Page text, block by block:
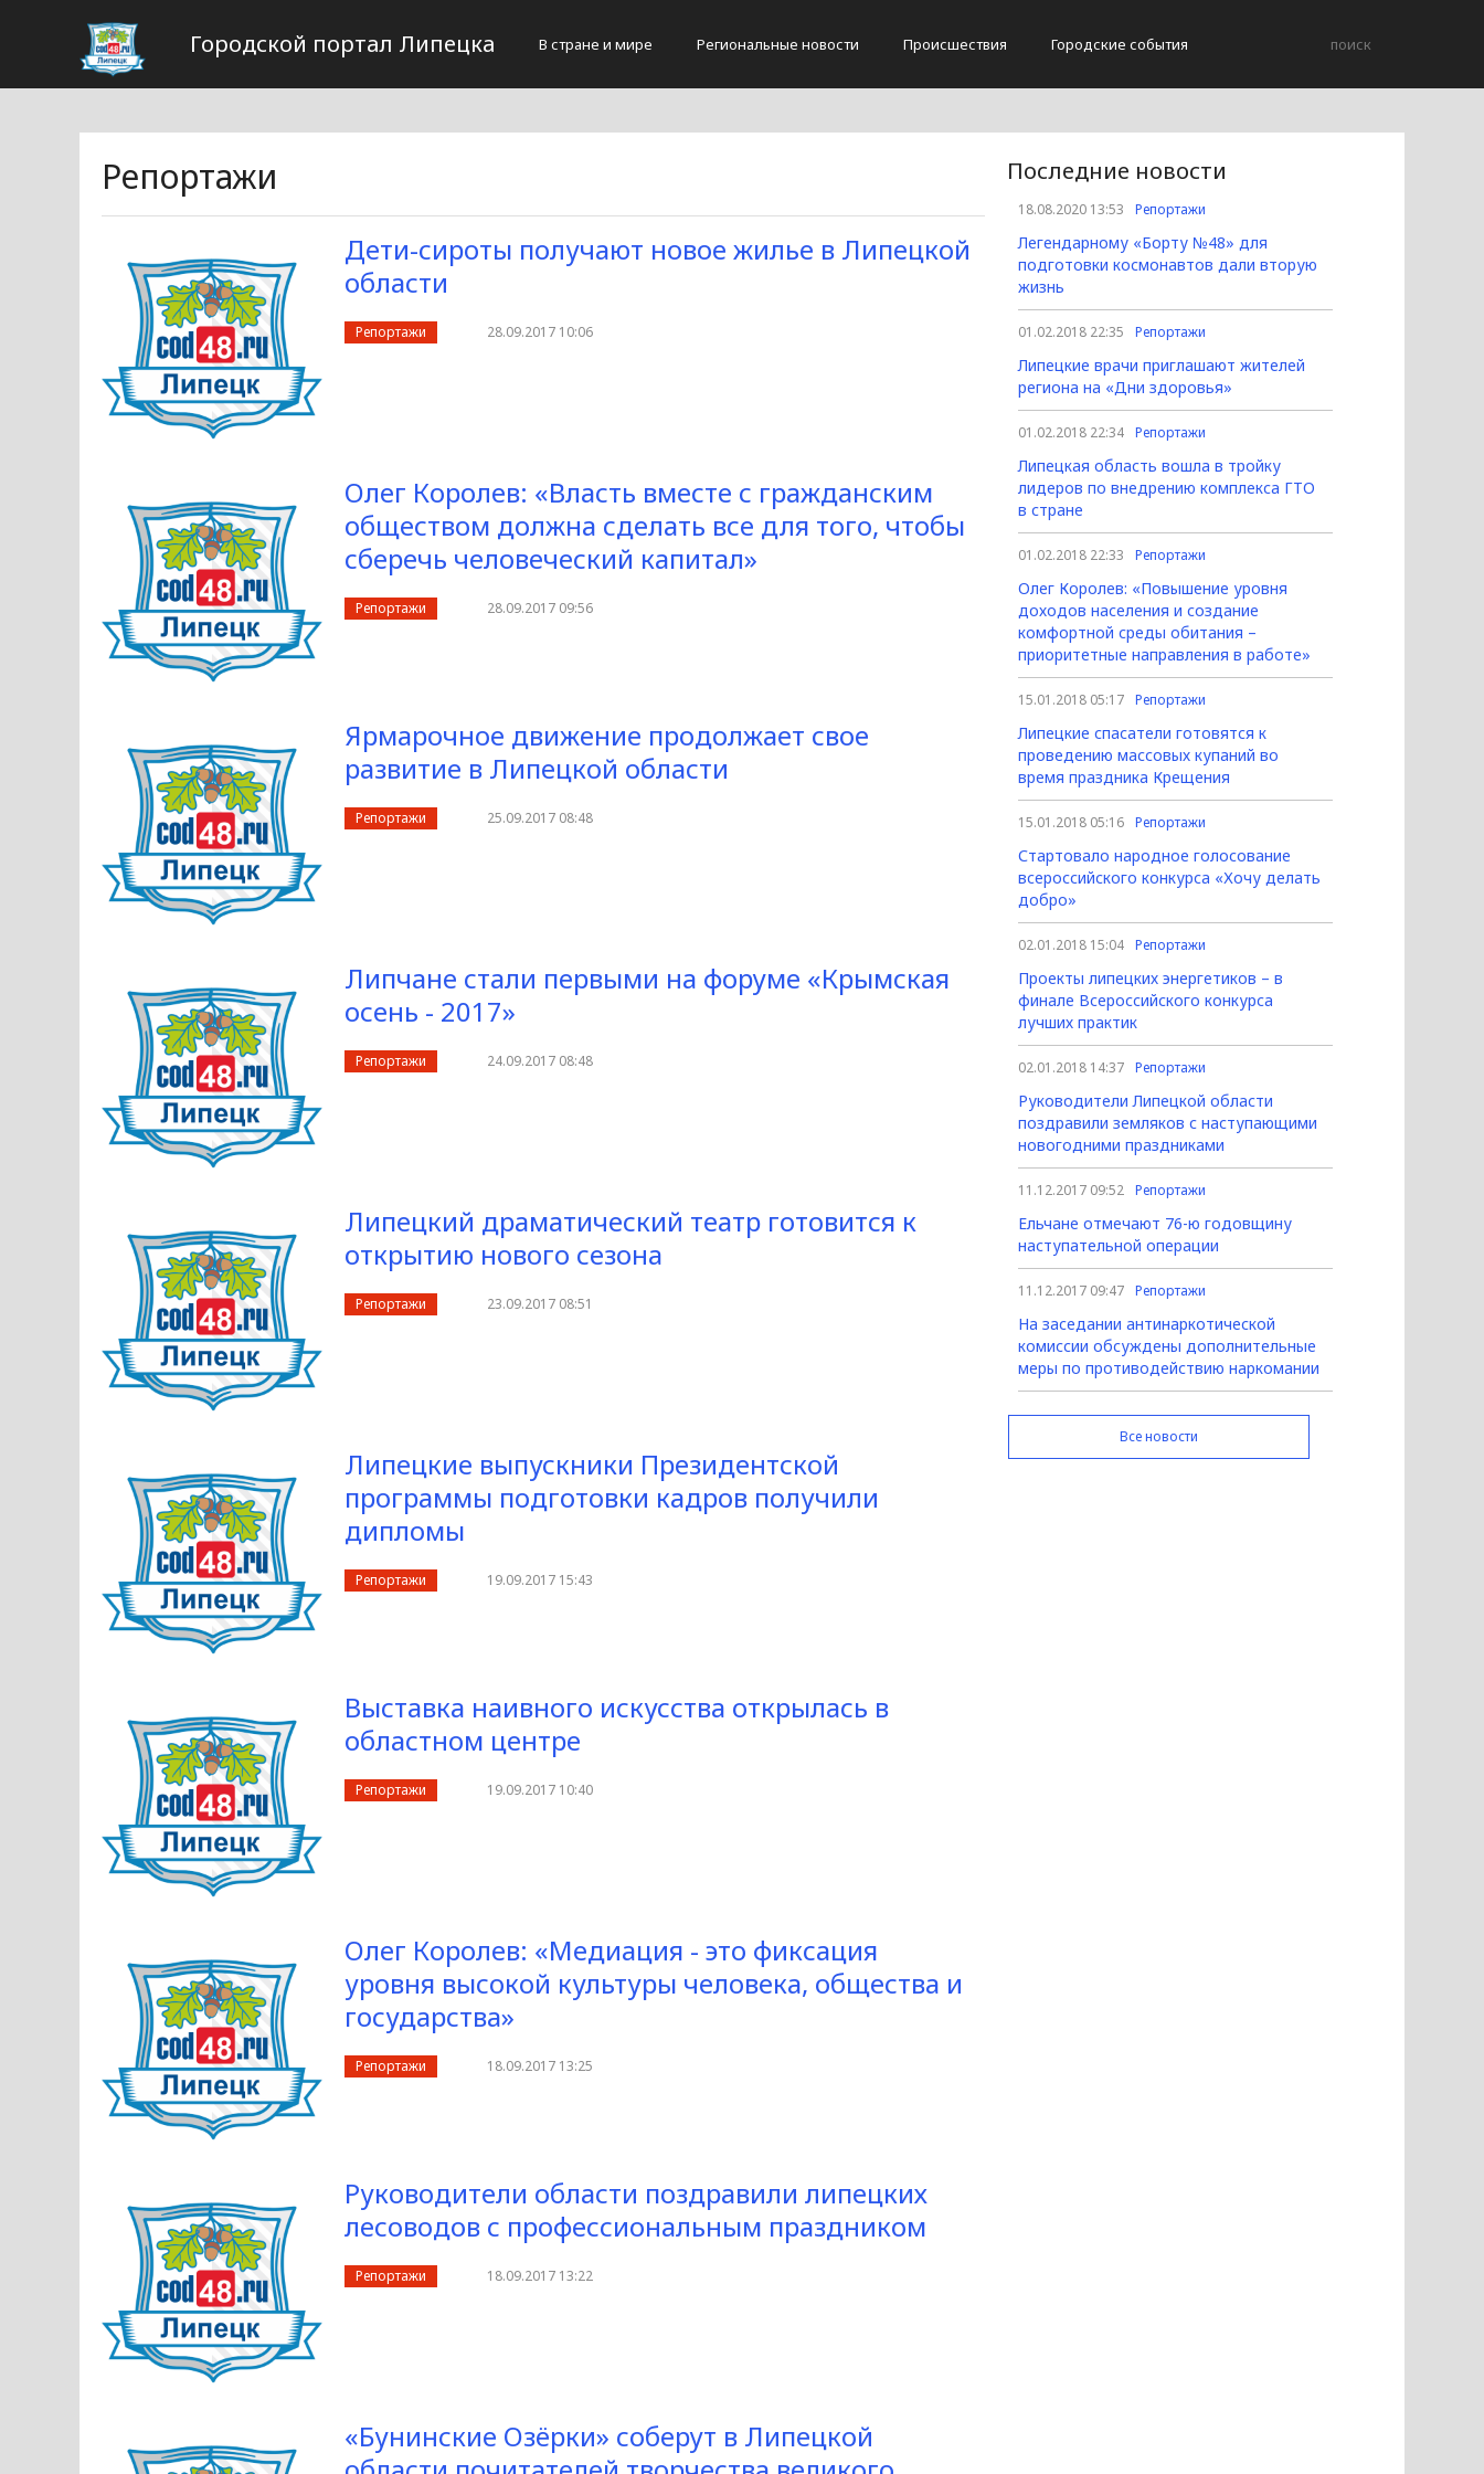
Городской портал Липецка В стране и мире Региональные новости Происшествия Городские события
Репортажи
Дети-сироты получают новое жилье в Липецкой
области
Репортажи 28.09.2017 10:06
Олег Королев: «Власть вместе с гражданским
обществом должна сделать все для того, чтобы
сберечь человеческий капитал»
Репортажи 28.09.2017 09:56
Ярмарочное движение продолжает свое
развитие в Липецкой области
Репортажи 25.09.2017 08:48
Липчане стали первыми на форуме «Крымская
осень - 2017»
Репортажи 24.09.2017 08:48
Липецкий драматический театр готовится к
открытию нового сезона
Репортажи 23.09.2017 08:51
Липецкие выпускники Президентской
программы подготовки кадров получили
дипломы
Репортажи 19.09.2017 15:43
Выставка наивного искусства открылась в
областном центре
Репортажи 19.09.2017 10:40
Олег Королев: «Медиация - это фиксация
уровня высокой культуры человека, общества и
государства»
Репортажи 18.09.2017 13:25
Руководители области поздравили липецких
лесоводов с профессиональным праздником
Репортажи 18.09.2017 13:22
«Бунинские Озёрки» соберут в Липецкой
Последние новости
18.08.2020 13:53 Репортажи
Легендарному «Борту №48» для
подготовки космонавтов дали вторую
жизнь
01.02.2018 22:35 Репортажи
Липецкие врачи приглашают жителей
региона на «Дни здоровья»
01.02.2018 22:34 Репортажи
Липецкая область вошла в тройку
лидеров по внедрению комплекса ГТО
в стране
01.02.2018 22:33 Репортажи
Олег Королев: «Повышение уровня
доходов населения и создание
комфортной среды обитания –
приоритетные направления в работе»
15.01.2018 05:17 Репортажи
Липецкие спасатели готовятся к
проведению массовых купаний во
время праздника Крещения
15.01.2018 05:16 Репортажи
Стартовало народное голосование
всероссийского конкурса «Хочу делать
добро»
02.01.2018 15:04 Репортажи
Проекты липецких энергетиков – в
финале Всероссийского конкурса
лучших практик
02.01.2018 14:37 Репортажи
Руководители Липецкой области
поздравили земляков с наступающими
новогодними праздниками
11.12.2017 09:52 Репортажи
Ельчане отмечают 76-ю годовщину
наступательной операции
11.12.2017 09:47 Репортажи
На заседании антинаркотической
комиссии обсуждены дополнительные
меры по противодействию наркомании
Все новости